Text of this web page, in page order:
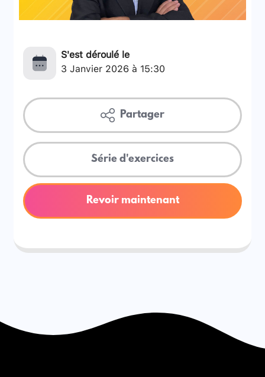
S'est déroulé le
3 Janvier 2026 à 15:30
Partager
Série d'exercices
Revoir maintenant